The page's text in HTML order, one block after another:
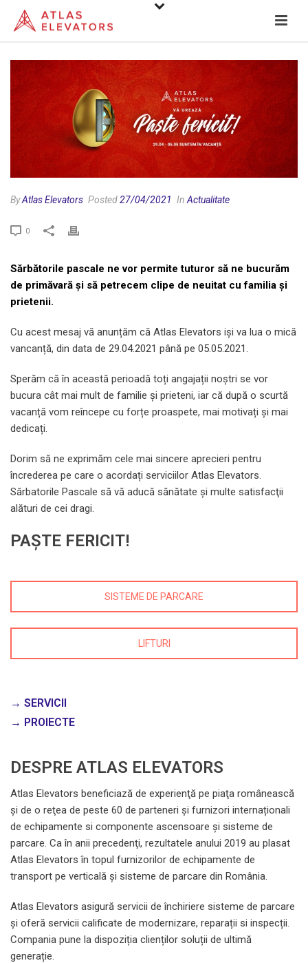
ByAtlas Elevators Posted27/04/2021 In Actualitate
0
Sărbătorile pascale ne vor permite tuturor să ne bucurăm
de primăvară și să petrecem clipe de neuitat cu familia și
prietenii.
Cu acest mesaj vă anunțăm că Atlas Elevators iși va lua o mică
vancanță, din data de 29.04.2021 până pe 05.05.2021.
Sperăm că în această perioadă toți angajații noștri se vor
bucura cât mai mult de familie și prieteni, iar că după o scurtă
vacanță vom reîncepe cu forțe proaspete, mai motivați și mai
dedicați.
Dorim să ne exprimăm cele mai sincere aprecieri pentru
încrederea pe care o acordați serviciilor Atlas Elevators.
Sărbatorile Pascale să vă aducă sănătate şi multe satisfacţii
alături de cei dragi.
PAȘTE FERICIT!
SISTEME DE PARCARE
LIFTURI
→ SERVICII
→ PROIECTE
DESPRE ATLAS ELEVATORS
Atlas Elevators beneficiază de experienţă pe piaţa românească
şi de o reţea de peste 60 de parteneri și furnizori internaționali
de echipamente si componente ascensoare și sisteme de
parcare. Ca în anii precedenţi, rezultatele anului 2019 au plasat
Atlas Elevators în topul furnizorilor de echipamente de
transport pe verticală și sisteme de parcare din România.
Atlas Elevators asigură servicii de închiriere sisteme de parcare
şi oferă servicii calificate de modernizare, reparații si inspecții.
Compania pune la dispoziția clienților soluții de ultimă
generație.